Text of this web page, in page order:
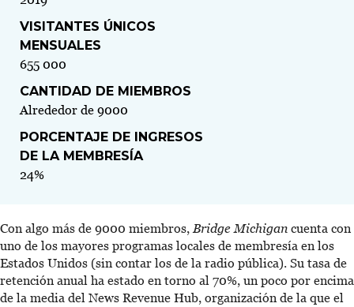
VISITANTES ÚNICOS
MENSUALES
655 000
CANTIDAD DE MIEMBROS
Alrededor de 9000
PORCENTAJE DE INGRESOS
DE LA MEMBRESÍA
24%
Con algo más de 9000 miembros,Bridge Michigan cuenta con
uno de los mayores programas locales de membresía en los
Estados Unidos (sin contar los de la radio pública). Su tasa de
retención anual ha estado en torno al 70%, un poco por encima
de la media del News Revenue Hub, organización de la que el